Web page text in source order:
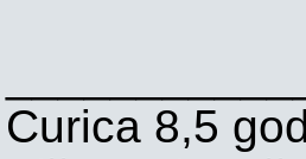
Curica 8,5